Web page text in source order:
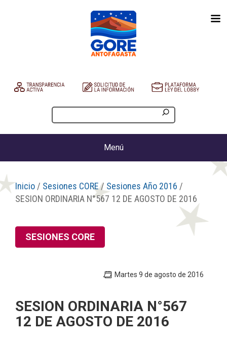
Menú
Inicio / Sesiones CORE/ Sesiones Año 2016 /
SESION ORDINARIA N°567 12 DE AGOSTO DE 2016
SESIONES CORE
Martes 9 de agosto de 2016
SESION ORDINARIA N°567
12 DE AGOSTO DE 2016